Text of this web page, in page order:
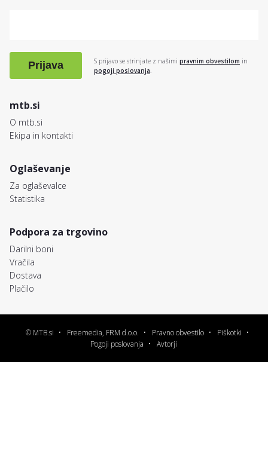
mtb.si
O mtb.si
Ekipa in kontakti
Oglaševanje
Za oglaševalce
Statistika
Podpora za trgovino
Darilni boni
Vračila
Dostava
Plačilo
Prijava S prijavo se strinjate z našimi pravnim obvestilom in
pogoji poslovanja
© MTB.si Freemedia, FRM d.o.o. Pravno obvestilo
Piškotki
Pogoji poslovanja
Avtorji